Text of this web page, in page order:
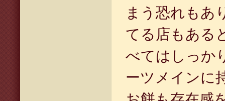
まう恐れもあ
てる店もある
べてはしっか
ーツメインに